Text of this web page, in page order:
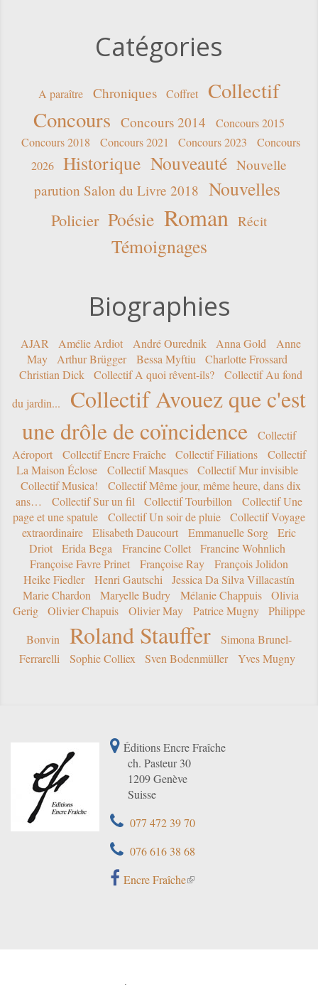
Catégories
A paraître Chroniques Coffret
Collectif
Concours Concours 2014
Concours 2015
Concours 2018
Concours 2021 Concours 2023
Concours
2026
Historique Nouveauté Nouvelle
parution Salon du Livre 2018 Nouvelles
Policier Poésie Roman Récit
Témoignages
Biographies
AJAR Amélie Ardiot André Ourednik Anna Gold
Anne
May
Arthur Brügger Bessa Myftiu
Charlotte Frossard
Christian Dick
Collectif A quoi rêvent-ils?
Collectif Au fond
du jardin...
Collectif Avouez que c'est
une drôle de coïncidence
Collectif
Aéroport
Collectif Encre Fraîche Collectif Filiations
Collectif
La Maison Éclose
Collectif Masques
Collectif Mur invisible
Collectif Musica!
Collectif Même jour, même heure, dans dix
ans…
Collectif Sur un fil Collectif Tourbillon
Collectif Une
page et une spatule
Collectif Un soir de pluie
Collectif Voyage
extraordinaire
Elisabeth Daucourt Emmanuelle Sorg
Eric
Driot
Erida Bega Francine Collet
Francine Wohnlich
Françoise Favre Prinet
Françoise Ray
François Jolidon
Heike Fiedler
Henri Gautschi
Jessica Da Silva Villacastín
Marie Chardon
Maryelle Budry Mélanie Chappuis
Olivia
Gerig
Olivier Chapuis Olivier May Patrice Mugny
Philippe
Bonvin
Roland Stauffer
Simona Brunel-
Ferrarelli
Sophie Colliex Sven Bodenmüller Yves Mugny
Éditions Encre Fraîche
ch. Pasteur 30
1209 Genève
Suisse
077 472 39 70
076 616 38 68
Encre Fraîche